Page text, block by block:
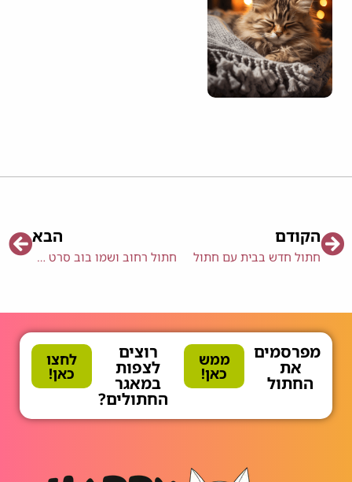
הקודם
חתול חדש בבית עם חתול
הבא
חתול רחוב ושמו בוב סרט – A Street Cat Named Bob
מפרסמים
את
החתול
ממש
כאן!
רוצים
לצפות
במאגר
החתולים?
לחצו
כאן!